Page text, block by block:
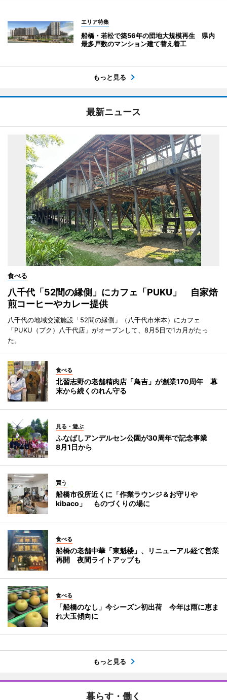
エリア特集
船橋・若松で築56年の団地大規模再生 県内
最多戸数のマンション建て替え着工
もっと見る
最新ニュース
食べる
八千代「52間の縁側」にカフェ「PUKU」 自家焙
煎コーヒーやカレー提供
八千代の地域交流施設「52間の縁側」（八千代市米本）にカフェ
「PUKU（プク）八千代店」がオープンして、8月5日で1カ月がたっ
た。
食べる
北習志野の老舗精肉店「鳥吉」が創業170周年 幕
末から続くのれん守る
見る・遊ぶ
ふなばしアンデルセン公園が30周年で記念事業
8月1日から
買う
船橋市役所近くに「作業ラウンジ＆お守りや
kibaco」 ものづくりの場に
食べる
船橋の老舗中華「東魁楼」、リニューアル経て営業
再開 夜間ライトアップも
食べる
「船橋のなし」今シーズン初出荷 今年は雨に恵ま
れ大玉傾向に
もっと見る
暮らす・働く